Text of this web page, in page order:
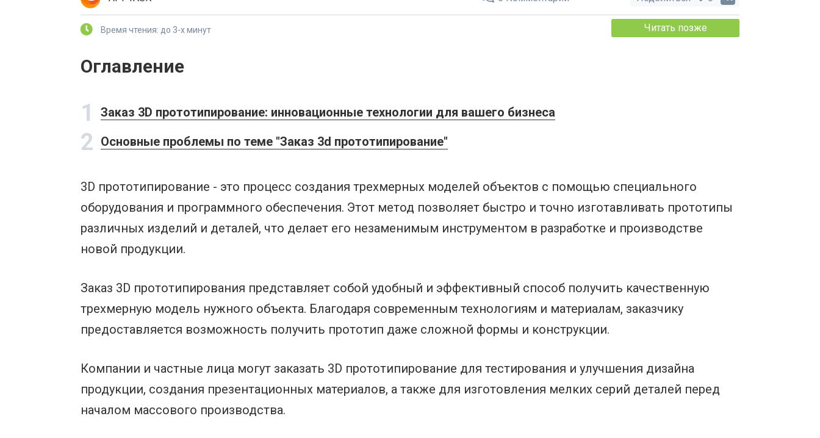
Время чтения: до 3-х минут Читать позже
Оглавление
1 Заказ 3D прототипирование: инновационные технологии для вашего бизнеса
2 Основные проблемы по теме "Заказ 3d прототипирование"
3D прототипирование - это процесс создания трехмерных моделей объектов с помощью специального
оборудования и программного обеспечения. Этот метод позволяет быстро и точно изготавливать прототипы
различных изделий и деталей, что делает его незаменимым инструментом в разработке и производстве
новой продукции.
Заказ 3D прототипирования представляет собой удобный и эффективный способ получить качественную
трехмерную модель нужного объекта. Благодаря современным технологиям и материалам, заказчику
предоставляется возможность получить прототип даже сложной формы и конструкции.
Компании и частные лица могут заказать 3D прототипирование для тестирования и улучшения дизайна
продукции, создания презентационных материалов, а также для изготовления мелких серий деталей перед
началом массового производства.